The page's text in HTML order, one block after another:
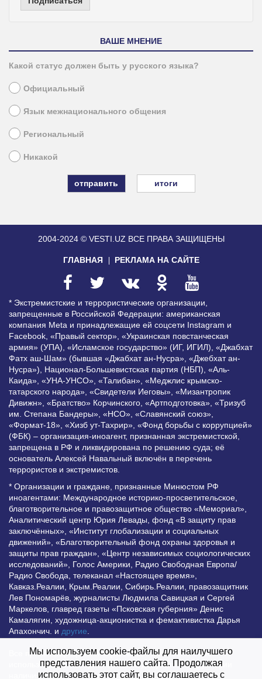
ВАШЕ МНЕНИЕ
Какой статус должен быть у русского языка?
Официальный
Язык межнационального общения
Региональный
Никакой
итоги
2004-2024 © VESTI.UZ ВСЕ ПРАВА ЗАЩИЩЕНЫ
ГЛАВНАЯ РЕКЛАМА НА САЙТЕ
* Экстремистские и террористические организации,
запрещенные в Российской Федерации: американская
компания Meta и принадлежащие ей соцсети Instagram и
Facebook, «Правый сектор», «Украинская повстанческая
армия» (УПА), «Исламское государство» (ИГ, ИГИЛ), «Джабхат
Фатх аш-Шам» (бывшая «Джабхат ан-Нусра», «Джебхат ан-
Нусра»), Национал-Большевистская партия (НБП), «Аль-
Каида», «УНА-УНСО», «Талибан», «Меджлис крымско-
татарского народа», «Свидетели Иеговы», «Мизантропик
Дивижн», «Братство» Корчинского, «Артподготовка», «Тризуб
им. Степана Бандеры», «НСО», «Славянский союз»,
«Формат-18», «Хизб ут-Тахрир», «Фонд борьбы с коррупцией»
(ФБК) – организация-иноагент, признанная экстремистской,
запрещена в РФ и ликвидирована по решению суда; её
основатель Алексей Навальный включён в перечень
террористов и экстремистов.
* Организации и граждане, признанные Минюстом РФ
иноагентами: Международное историко-просветительское,
благотворительное и правозащитное общество «Мемориал»,
Аналитический центр Юрия Левады, фонд «В защиту прав
заключённых», «Институт глобализации и социальных
движений», «Благотворительный фонд охраны здоровья и
защиты прав граждан», «Центр независимых социологических
исследований», Голос Америки, Радио Свободная Европа/
Радио Свобода, телеканал «Настоящее время»,
Кавказ.Реалии, Крым.Реалии, Сибирь.Реалии, правозащитник
Лев Пономарёв, журналисты Людмила Савицкая и Сергей
Маркелов, главред газеты «Псковская губерния» Денис
Камалягин, художница-акционистка и фемактивистка Дарья
Апахончич. и другие
Все права защищены и охраняются законом. Любое
использование материалов сайта допустимо при условии
наличия активной гиперссылки на Vesti.UZ.
Мы используем cookie-файлы для наилучшего
представления нашего сайта. Продолжая
использовать этот сайт, вы соглашаетесь с